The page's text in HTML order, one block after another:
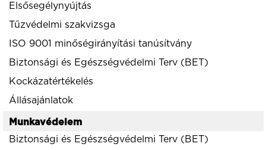
Elsősegélynyújtás
Tűzvédelmi szakvizsga
ISO 9001 minőségirányítási tanúsítvány
Biztonsági és Egészségvédelmi Terv (BET)
Kockázatértékelés
Állásajánlatok
Munkavédelem
Biztonsági és Egészségvédelmi Terv (BET)